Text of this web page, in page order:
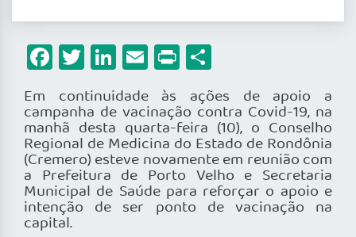
Facebook
Twitter
LinkedIn
Email
Print
Em continuidade às ações de apoio a
campanha de vacinação contra Covid-19, na
manhã desta quarta-feira (10), o Conselho
Regional de Medicina do Estado de Rondônia
(Cremero) esteve novamente em reunião com
a Prefeitura de Porto Velho e Secretaria
Municipal de Saúde para reforçar o apoio e
intenção de ser ponto de vacinação na
capital.